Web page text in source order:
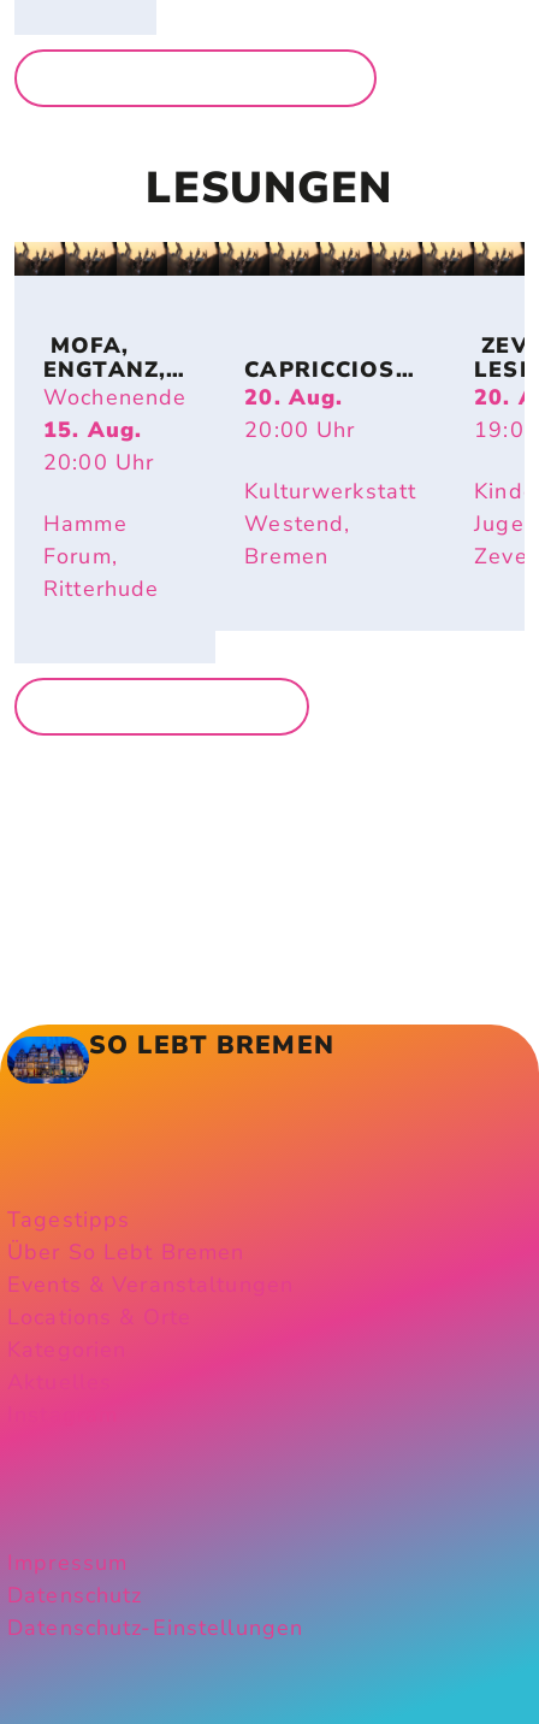
LESUNGEN
MOFA,
ENGTANZ,
BUNDESJU
GENDSPIEL
E
Wochenende
15. Aug.
20:00 Uhr
Hamme
Forum,
Ritterhude
CAPRICCIOSO
: EVA
STRITTMATT
ER
20. Aug.
20:00 Uhr
Kulturwerkstatt
Westend,
Bremen
DE:
HIER
20.
19:00
SO LEBT BREMEN
Tagestipps
Über So Lebt Bremen
Events & Veranstaltungen
Locations & Orte
Kategorien
Impressum
Datenschutz
Datenschutz-Einstellungen